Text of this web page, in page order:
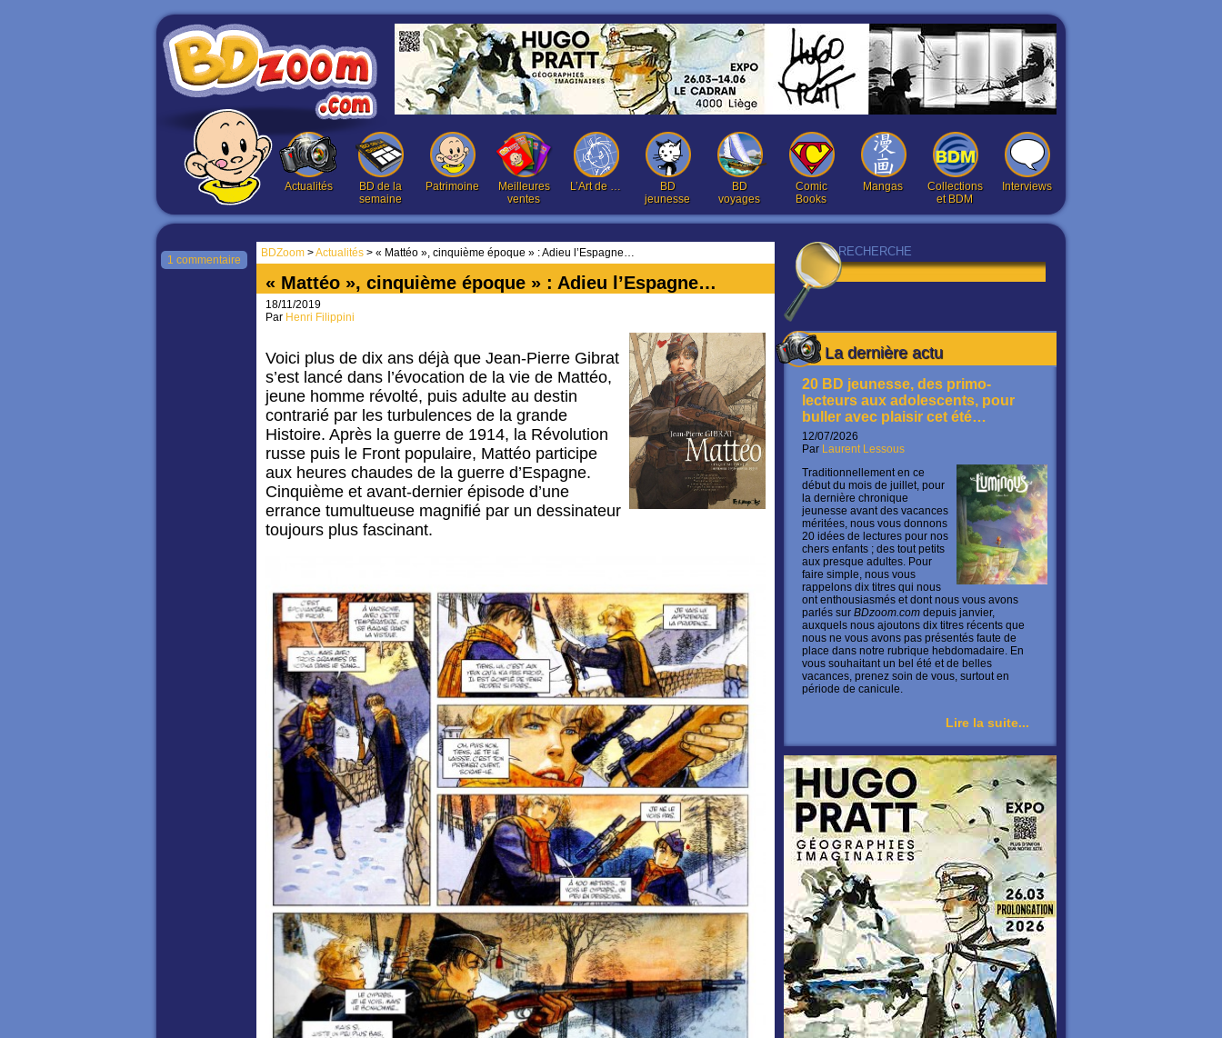
Actualités
BD de la
semaine
Patrimoine
Meilleures
ventes
L’Art de …
BD
jeunesse
BD
voyages
Comic
Books
Mangas
Collections
et BDM
Interviews
La dernière actu
20 BD jeunesse, des primo-
lecteurs aux adolescents, pour
buller avec plaisir cet été…
12/07/2026
Par Laurent Lessous
Traditionnellement en ce
début du mois de juillet, pour
la dernière chronique
jeunesse avant des vacances
méritées, nous vous donnons
20 idées de lectures pour nos
chers enfants ; des tout petits
aux presque adultes. Pour
faire simple, nous vous
rappelons dix titres qui nous
ont enthousiasmés et dont nous vous avons
parlés sur BDzoom.com depuis janvier,
auxquels nous ajoutons dix titres récents que
nous ne vous avons pas présentés faute de
place dans notre rubrique hebdomadaire. En
vous souhaitant un bel été et de belles
vacances, prenez soin de vous, surtout en
période de canicule.
Lire la suite...
BDZoom >Actualités > « Mattéo », cinquième époque » : Adieu l’Espagne…
1 commentaire
« Mattéo », cinquième époque » : Adieu l’Espagne…
18/11/2019
Par Henri Filippini
Voici plus de dix ans déjà que Jean-Pierre Gibrat
s’est lancé dans l’évocation de la vie de Mattéo,
jeune homme révolté, puis adulte au destin
contrarié par les turbulences de la grande
Histoire. Après la guerre de 1914, la Révolution
russe puis le Front populaire, Mattéo participe
aux heures chaudes de la guerre d’Espagne.
Cinquième et avant-dernier épisode d’une
errance tumultueuse magnifié par un dessinateur
toujours plus fascinant.